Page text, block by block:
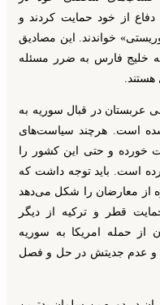
از خود حمایت کردند و
خواندند. این مصادیق
خلیج فارس به ضرر مسئله
هستند.
عربستان در قبال سوریه به
شده است. هرچند سیاست‌های
خورده و حتی این کشور را
است. باید توجه داشت که
از معارضان را شکل می‌دهد
قطر و ترکیه از دیگر
از حمله امریکا به سوریه
و عدم جدیتش در حل و فصل